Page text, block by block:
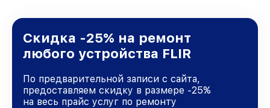
Скидка -25% на ремонт
любого устройства FLIR
По предварительной записи с сайта,
предоставляем скидку в размере -25%
на весь прайс услуг по ремонту